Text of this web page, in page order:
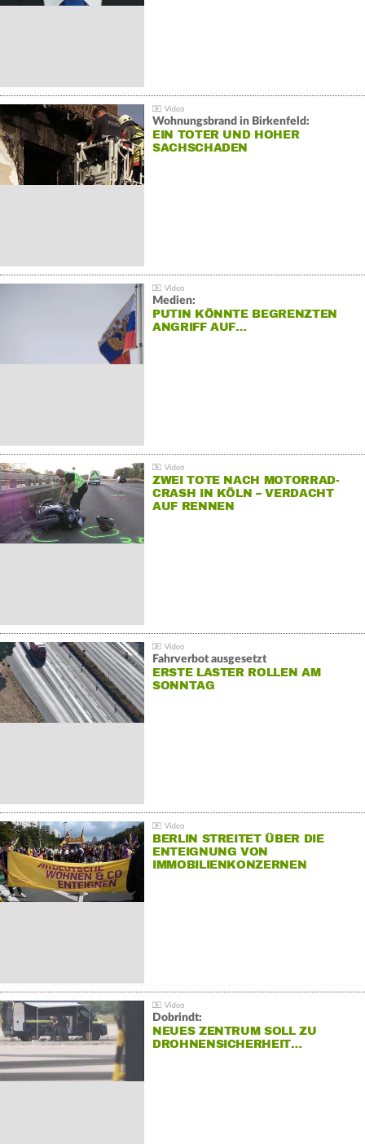
Wohnungsbrand in Birkenfeld:
EIN TOTER UND HOHER
SACHSCHADEN
Medien:
PUTIN KÖNNTE BEGRENZTEN
ANGRIFF AUF…
ZWEI TOTE NACH MOTORRAD-
CRASH IN KÖLN – VERDACHT
AUF RENNEN
Fahrverbot ausgesetzt
ERSTE LASTER ROLLEN AM
SONNTAG
BERLIN STREITET ÜBER DIE
ENTEIGNUNG VON
IMMOBILIENKONZERNEN
Dobrindt:
NEUES ZENTRUM SOLL ZU
DROHNENSICHERHEIT…